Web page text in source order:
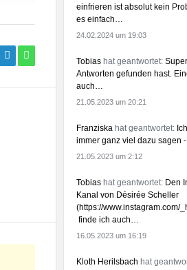
einfrieren ist absolut kein
es einfach…
24.02.2024 um 19:03
Tobias hat geantwortet:
Antworten gefunden hast.
auch…
21.05.2023 um 20:21
Franziska hat geantwortet:
immer ganz viel dazu sagen
21.05.2023 um 2:12
Tobias hat geantwortet: Den
Kanal von Désirée Scheller
(https://www.instagram.com/
finde ich auch…
16.05.2023 um 16:19
Kloth Herilsbach hat